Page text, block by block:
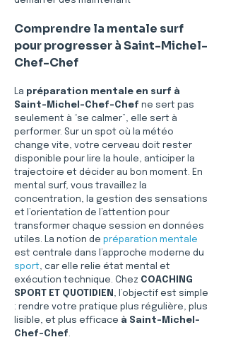
Comprendre la mentale surf
pour progresser à Saint-Michel-
Chef-Chef
La préparation mentale en surf à
Saint-Michel-Chef-Chef ne sert pas
seulement à “se calmer”, elle sert à
performer. Sur un spot où la météo
change vite, votre cerveau doit rester
disponible pour lire la houle, anticiper la
trajectoire et décider au bon moment. En
mental surf, vous travaillez la
concentration, la gestion des sensations
et l’orientation de l’attention pour
transformer chaque session en données
utiles. La notion de préparation mentale
est centrale dans l’approche moderne du
sport, car elle relie état mental et
exécution technique. Chez COACHING
SPORT ET QUOTIDIEN , l’objectif est simple
: rendre votre pratique plus régulière, plus
lisible, et plus efficace à Saint-Michel-
Chef-Chef.